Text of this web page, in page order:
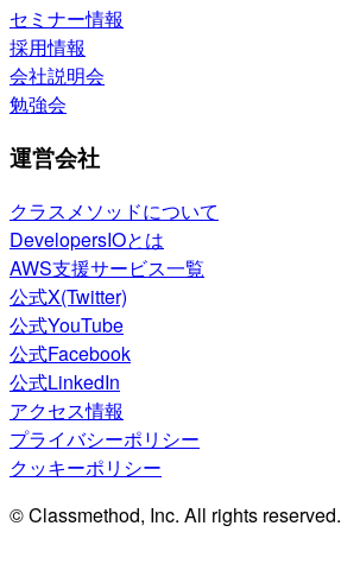
セミナー情報
採用情報
会社説明会
勉強会
運営会社
クラスメソッドについて
DevelopersIOとは
AWS支援サービス一覧
公式X(Twitter)
公式YouTube
公式Facebook
公式LinkedIn
アクセス情報
プライバシーポリシー
クッキーポリシー
© Classmethod, Inc. All rights reserved.